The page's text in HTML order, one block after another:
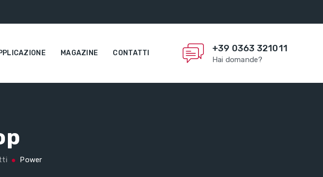
+39 0363 321011
Hai domande?
MAGAZINE CONTATTI
Power